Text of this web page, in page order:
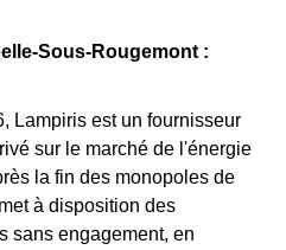
Sous-Rougemont :
Lampiris est un fournisseur
sur le marché de l'énergie
la fin des monopoles de
à disposition des
sans engagement, en